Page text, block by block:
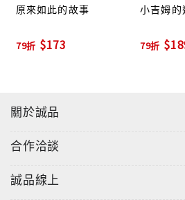
如此的故事》、《消失的光芒
愛。
原來如此的故事
79折 $173
小吉姆的
79折
關於誠品
合作洽談
誠品線上